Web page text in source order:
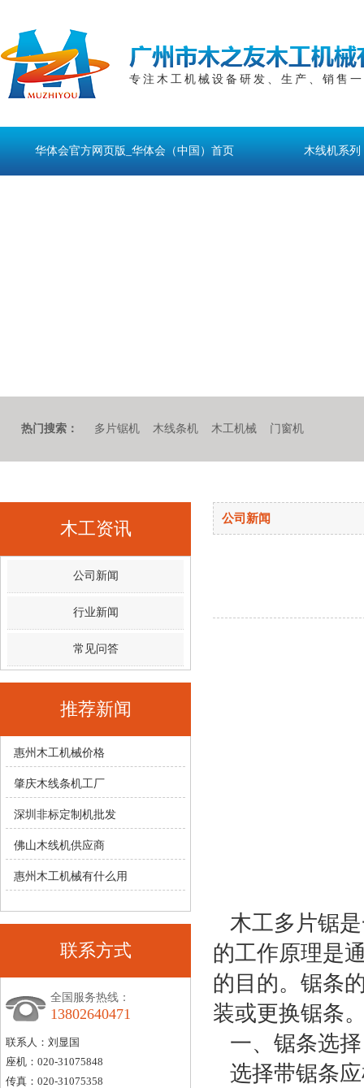
专注木工机械设备研发、生产、销售
华体会官方网页版_华体会（中国）首页 木线机系列
热门搜索： 多片锯机 木线条机 木工机械 门窗机
木工资讯
公司新闻
行业新闻
常见问答
推荐新闻
惠州木工机械价格
肇庆木线条机工厂
深圳非标定制机批发
佛山木线机供应商
惠州木工机械有什么用
联系方式
全国服务热线：
13802640471
联系人：刘显国
座机：020-31075848
传真：020-31075358
公司新闻
木工多片锯
的工作原理是
的目的。锯条
装或更换锯条
一、锯条选
选择带锯条